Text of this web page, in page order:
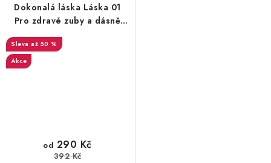
Dokonalá láska Láska 01
Pro zdravé zuby a dásně
až 50 %
Akce
od 290 Kč
392 Kč